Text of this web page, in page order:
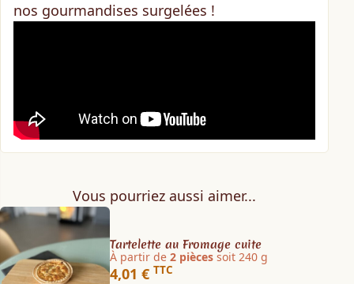
nos gourmandises surgelées !
Vous pourriez aussi aimer...
Tartelette au Fromage cuite
À partir de 2 piècessoit 240 g
4,01 € TTC